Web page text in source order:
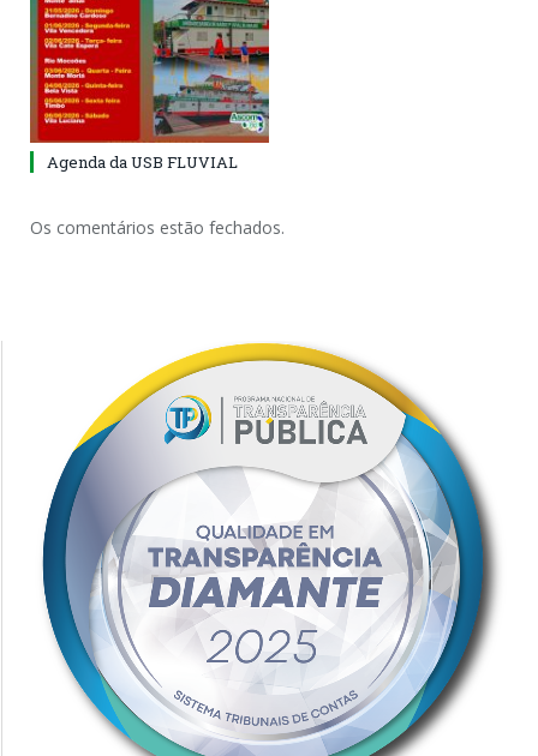
Agenda da USB FLUVIAL
Os comentários estão fechados.